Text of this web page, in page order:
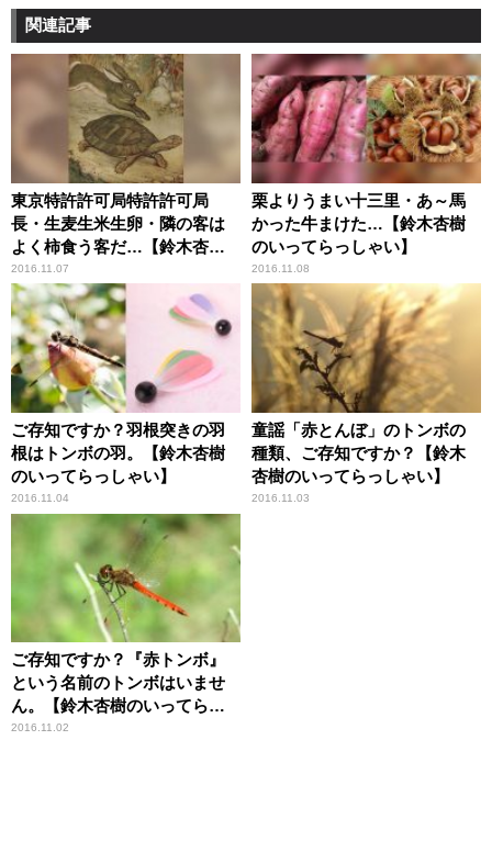
関連記事
東京特許許可局特許許可局
長・生麦生米生卵・隣の客は
よく柿食う客だ…【鈴木杏樹
のいってらっしゃい】
2016.11.07
栗よりうまい十三里・あ～馬
かった牛まけた…【鈴木杏樹
のいってらっしゃい】
2016.11.08
ご存知ですか？羽根突きの羽
根はトンボの羽。【鈴木杏樹
のいってらっしゃい】
2016.11.04
童謡「赤とんぼ」のトンボの
種類、ご存知ですか？【鈴木
杏樹のいってらっしゃい】
2016.11.03
ご存知ですか？『赤トンボ』
という名前のトンボはいませ
ん。【鈴木杏樹のいってらっ
しゃい】
2016.11.02